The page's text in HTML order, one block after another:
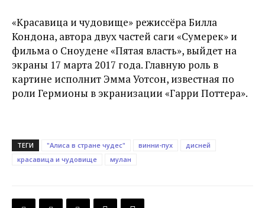
«Красавица и чудовище» режиссёра Билла
Кондона, автора двух частей саги «Сумерек» и
фильма о Сноудене «Пятая власть», выйдет на
экраны 17 марта 2017 года. Главную роль в
картине исполнит Эмма Уотсон, известная по
роли Гермионы в экранизации «Гарри Поттера».
ТЕГИ "Алиса в стране чудес" винни-пух
дисней
красавица и чудовище
мулан